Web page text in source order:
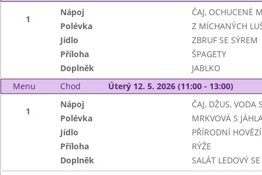
1
Nápoj
ČAJ, OCHUCENÉ
Polévka
Z MÍCHANÝCH
Jídlo
ZBRUF SE SÝREM
Příloha
ŠPAGETY
Doplněk
JABLKO
Menu
Chod Úterý 12. 5. 2026 (11:00 - 13:00)
1
Nápoj
ČAJ, DŽUS, VODA
Polévka
MRKVOVÁ S
Jídlo
PŘÍRODNÍ
Příloha
RÝŽE
Doplněk
SALÁT LEDOVÝ